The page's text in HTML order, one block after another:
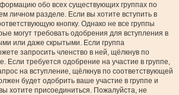
обо всех существующих группах по
личном разделе. Если вы хотите вступить в
кнопку. Однако не все группы
могут требовать одобрения для вступления в
или даже скрытыми. Если группа
запросить членство в ней, щёлкнув по
Если требуется одобрение на участие в группе,
на вступление, щёлкнув по соответствующей
будет одобрить ваше участие в группе и
хотите присоединиться. Пожалуйста, не